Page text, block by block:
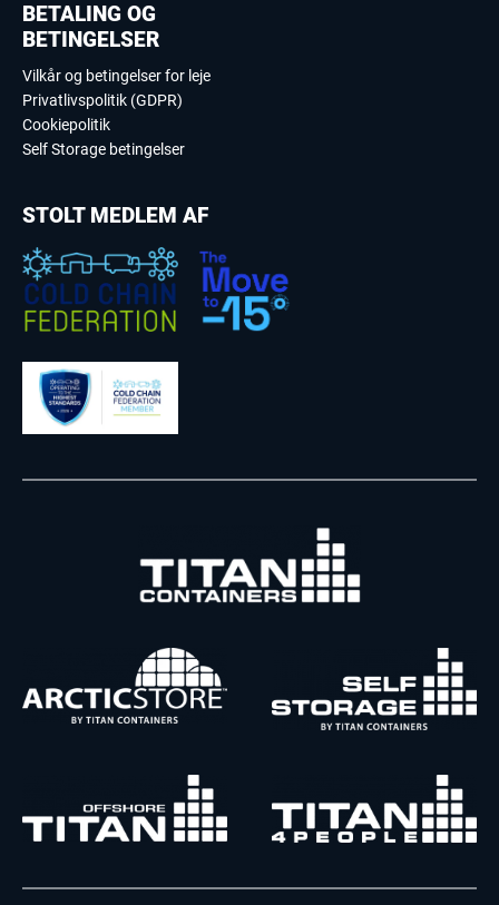
BETALING OG
BETINGELSER
Vilkår og betingelser for leje
Privatlivspolitik (GDPR)
Cookiepolitik
Self Storage betingelser
STOLT MEDLEM AF